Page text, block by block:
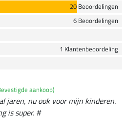
20 Beoordelingen
6 Beoordelingen
1 Klantenbeoordeling
aankoop)
jaren, nu ook voor mijn kinderen.
is super. #